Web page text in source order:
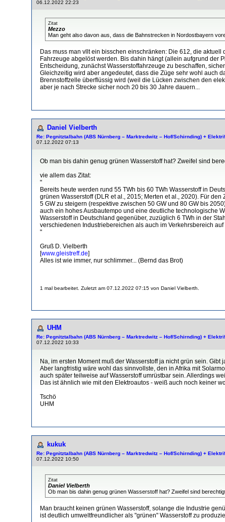
06.12.2022 22:23
Zitat
Mezzo
Man geht also davon aus, dass die Bahnstrecken in Nordostbayern
Das muss man vllt ein bisschen einschränken: Die 612, die
Fahrzeuge abgelöst werden. Bis dahin hängt (allein aufgrund der
Entscheidung, zunächst Wasserstoffahrzeuge zu beschaffen,
Gleichzeitig wird aber angedeutet, dass die Züge sehr wohl auch
Brennstoffzelle überflüssig wird (weil die Lücken zwischen den
aber je nach Strecke sicher noch 20 bis 30 Jahre dauern...
Daniel Vielberth
Re: Pegnitztalbahn (ABS Nürnberg – Marktredwitz – Hof/Schirnding) +
07.12.2022 07:13
Ob man bis dahin genug grünen Wasserstoff hat? Zweifel sind
vie allem das Zitat:
"
Bereits heute werden rund 55 TWh bis 60 TWh Wasserstoff in
grünen Wasserstoff (DLR et al., 2015; Merten et al., 2020). Für
5 GW zu steigern (respektive zwischen 50 GW und 80 GW bis
auch ein hohes Ausbautempo und eine deutliche technologische
Wasserstoff in Deutschland gegenüber, zuzüglich 6 TWh in der
verschiedenen Industriebereichen als auch im Verkehrsbereich
"
Gruß D. Vielberth
[www.gleistreff.de]
Alles ist wie immer, nur schlimmer... (Bernd das Brot)
1 mal bearbeitet. Zuletzt am 07.12.2022 07:15 von Daniel Vielberth.
UHM
Re: Pegnitztalbahn (ABS Nürnberg – Marktredwitz – Hof/Schirnding) +
07.12.2022 10:33
Na, im ersten Moment muß der Wasserstoff ja nicht grün sein.
Aber langfristig wäre wohl das sinnvollste, den in Afrika mit
auch später teilweise auf Wasserstoff umrüstbar sein. Allerdings
Das ist ähnlich wie mit den Elektroautos - weiß auch noch keiner
Tschö
UHM
kukuk
Re: Pegnitztalbahn (ABS Nürnberg – Marktredwitz – Hof/Schirnding) +
07.12.2022 10:50
Zitat
Daniel Vielberth
Ob man bis dahin genug grünen Wasserstoff hat? Zweifel sind
Man braucht keinen grünen Wasserstoff, solange die Industrie
ist deutlich umweltfreundlicher als "grünen" Wasserstoff zu